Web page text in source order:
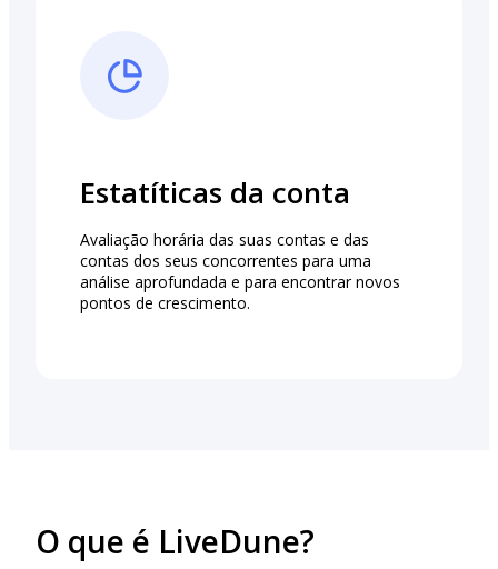
Estatíticas da conta
Avaliação horária das suas contas e das
contas dos seus concorrentes para uma
análise aprofundada e para encontrar novos
pontos de crescimento.
O que é LiveDune?